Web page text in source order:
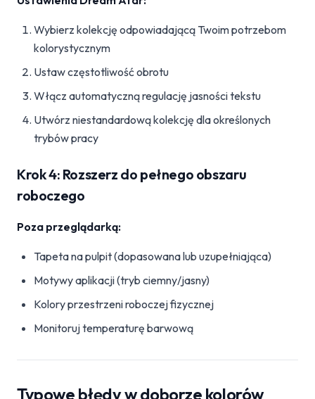
Wybierz kolekcję odpowiadającą Twoim potrzebom
kolorystycznym
Ustaw częstotliwość obrotu
Włącz automatyczną regulację jasności tekstu
Utwórz niestandardową kolekcję dla określonych
trybów pracy
Krok 4: Rozszerz do pełnego obszaru
roboczego
Poza przeglądarką:
Tapeta na pulpit (dopasowana lub uzupełniająca)
Motywy aplikacji (tryb ciemny/jasny)
Kolory przestrzeni roboczej fizycznej
Monitoruj temperaturę barwową
Typowe błędy w doborze kolorów